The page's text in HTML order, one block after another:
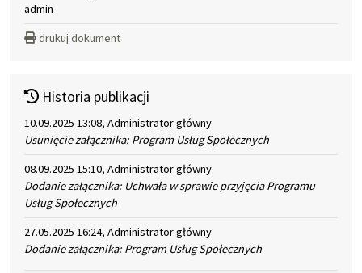
admin
drukuj dokument
Historia publikacji
10.09.2025 13:08, Administrator główny
Usunięcie załącznika: Program Usług Społecznych
08.09.2025 15:10, Administrator główny
Dodanie załącznika: Uchwała w sprawie przyjęcia Programu
Usług Społecznych
27.05.2025 16:24, Administrator główny
Dodanie załącznika: Program Usług Społecznych